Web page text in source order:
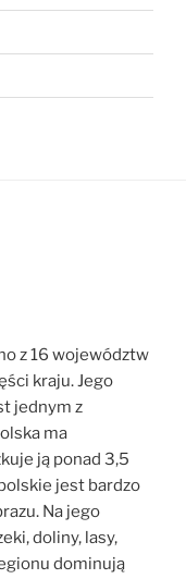
z 16 województw
kraju. Jego
jednym z
ma
ją ponad 3,5
jest bardzo
Na jego
doliny, lasy,
dominują